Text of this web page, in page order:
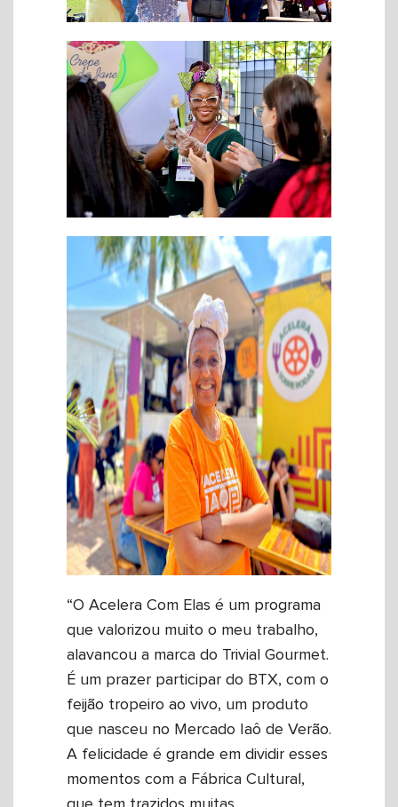
“O Acelera Com Elas é um programa
que valorizou muito o meu trabalho,
alavancou a marca do Trivial Gourmet.
É um prazer participar do BTX, com o
feijão tropeiro ao vivo, um produto
que nasceu no Mercado Iaô de Verão.
A felicidade é grande em dividir esses
momentos com a Fábrica Cultural,